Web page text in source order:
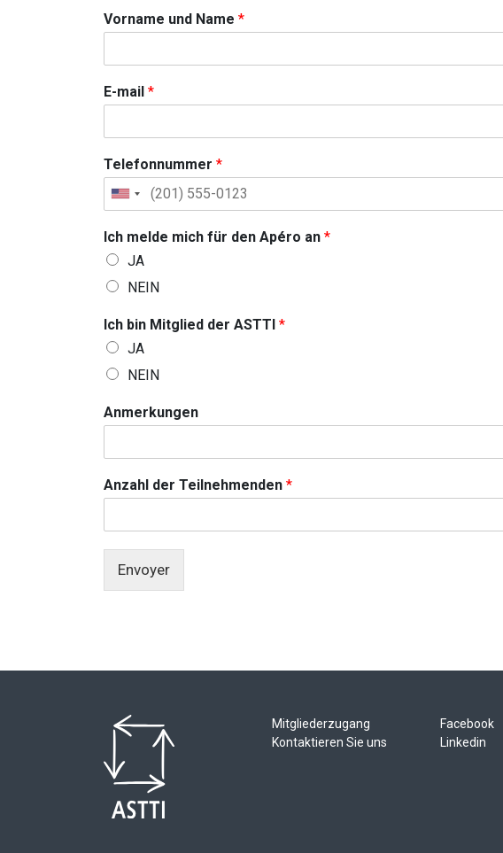
d
e
f
r
Vorname und Name *
E-mail *
Telefonnummer *
U
i
S
e
1
Ich melde mich für den Apéro an *
JA
NEIN
Ich bin Mitglied der ASTTI *
JA
NEIN
Anmerkungen
Anzahl der Teilnehmenden *
Envoyer
Mitgliederzugang
Kontaktieren Sie uns
Facebook
Linkedin